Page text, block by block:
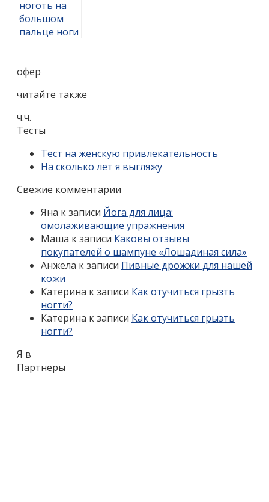
офер
читайте также
ч.ч.
Тесты
Тест на женскую привлекательность
На сколько лет я выгляжу
Свежие комментарии
Яна к записи Йога для лица:
омолаживающие упражнения
Маша к записи Каковы отзывы
покупателей о шампуне «Лошадиная сила»
Анжела к записи Пивные дрожжи для нашей
кожи
Катерина к записи Как отучиться грызть
ногти?
Катерина к записи Как отучиться грызть
ногти?
Я в
Партнеры